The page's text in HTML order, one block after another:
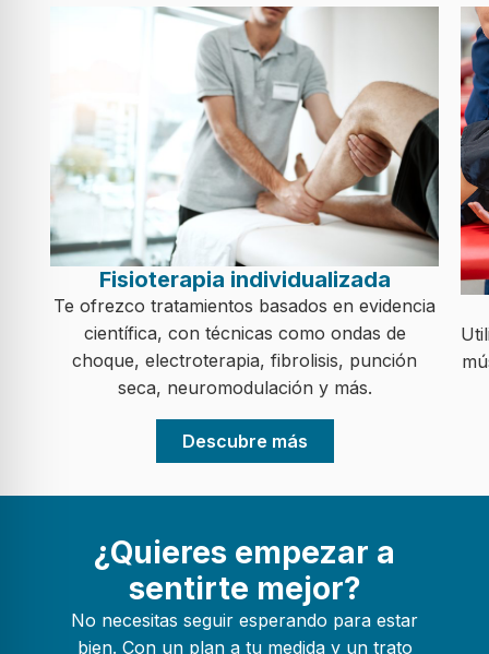
Fisioterapia individualizada
Te ofrezco tratamientos basados en evidencia
científica, con técnicas como ondas de
choque, electroterapia, fibrolisis, punción
seca, neuromodulación y más.
Descubre más
¿Quieres empezar a
sentirte mejor?
No necesitas seguir esperando para estar
bien. Con un plan a tu medida y un trato